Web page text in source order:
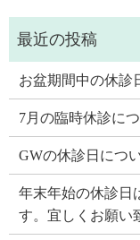
お盆期間中の休診
7月の臨時休診に
GWの休診日につ
年末年始の休診日
す。宜しくお願い